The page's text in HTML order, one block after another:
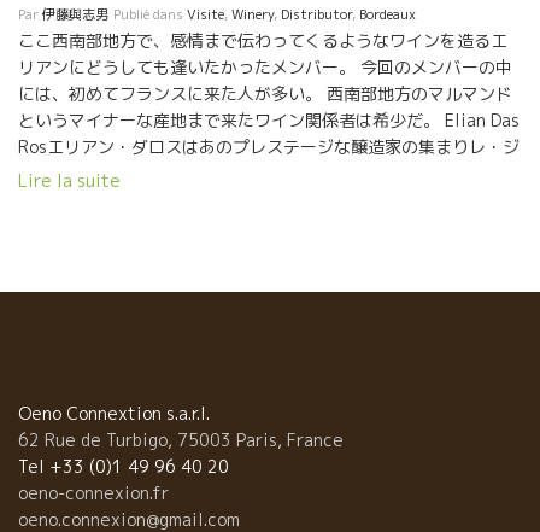
Par伊藤與志男 Publié dans Visite,Winery, Distributor, Bordeaux
ここ西南部地方で、感情まで伝わってくるようなワインを造るエ
リアンにどうしても逢いたかったメンバー。 今回のメンバーの中
には、初めてフランスに来た人が多い。 西南部地方のマルマンド
というマイナーな産地まで来たワイン関係者は希少だ。 Elian Das
Rosエリアン・ダロスはあのプレステージな醸造家の集まりレ・ジ
ャン・ド・メティエ組織のメンバーでもある。 そして、多くの三
ン・ダロスはアルザスのビオ・ディナミ農法の大家Humberecht
フンブレヒト醸造で５年間も修業した。 そのエリアンが栽培した
マルベック品種は特別だ。 食べて美味しい葡萄を仕込めば、美味
しいワインができるのは当たり前。 １９ヘクタールの畑を庭師の
ように丁寧に世話をしているエリアン。 醸造も熟成もすべての段
Lire la suite
Oeno Connextion s.a.r.l.
62 Rue de Turbigo, 75003 Paris, France
Tel +33 (0)1 49 96 40 20
oeno-connexion.fr
oeno.connexion@gmail.com